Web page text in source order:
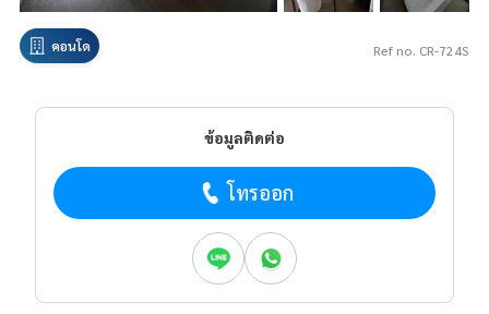
คอนโด Ref no. CR-724S
ข้อมูลติดต่อ
โทรออก